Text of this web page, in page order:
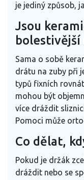
je jediný způsob,
Jsou
bolestivější
Sama o sobě
drátu na zuby při
typů fixních
mohou být
více dráždit
Pomoci může
Co dělat,
Pokud je držák
dráždit nebo se